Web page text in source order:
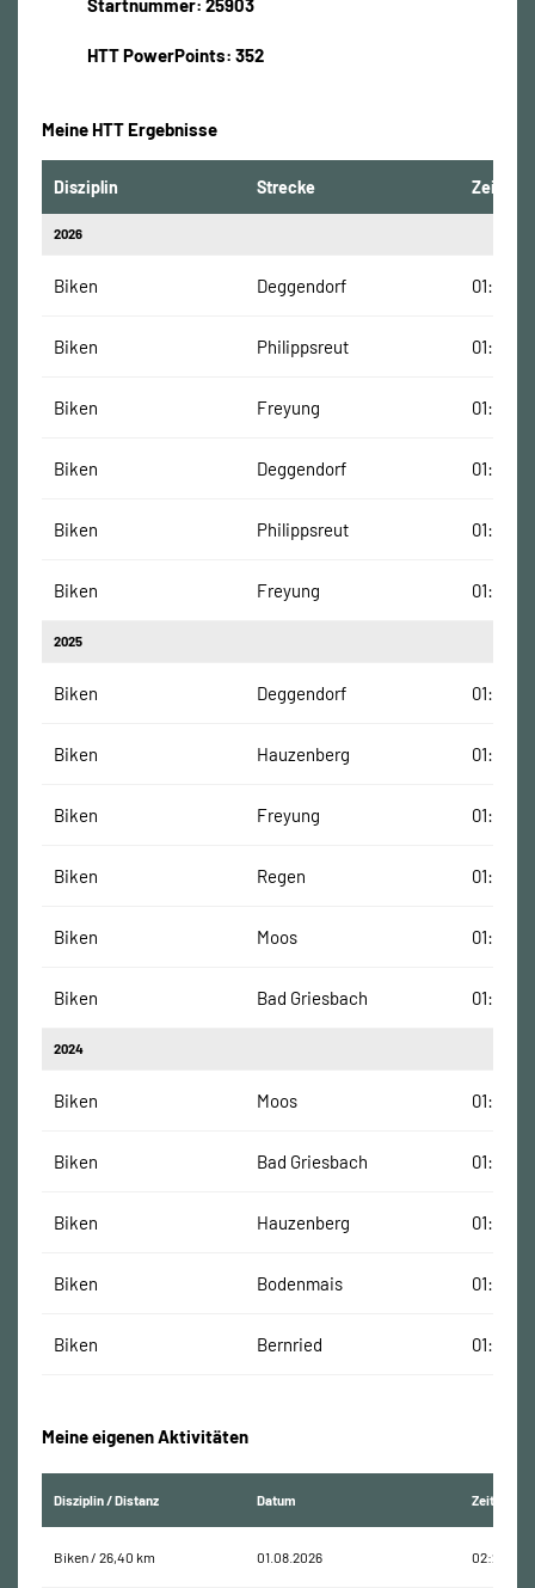
Startnummer: 25903
HTT PowerPoints: 352
Meine HTT Ergebnisse
Disziplin Strecke Zeit
2026
Biken Deggendorf
Biken Philippsreut
Biken Freyung
Biken Deggendorf
Biken Philippsreut
Biken Freyung
2025
Biken Deggendorf
Biken Hauzenberg
Biken Freyung
Biken Regen
Biken Moos
Biken Bad Griesbach
2024
Biken Moos
Biken Bad Griesbach
Biken Hauzenberg
Biken Bodenmais
Biken Bernried
Meine eigenen Aktivitäten
Disziplin / Distanz Datum Zeit
Biken / 26,40 km 01.08.2026 02:22:57